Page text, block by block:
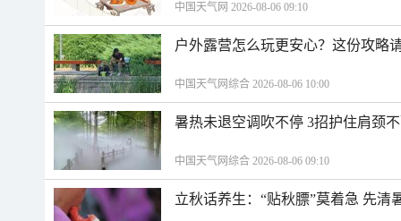
中国天气网 2026-08-06 09:10
户外露营怎么玩更安心？这份攻略
中国天气网综合 2026-08-06 10:00
暑热未退空调吹不停 3招护住肩颈
中国天气网综合 2026-08-06 09:10
立秋话养生：“贴秋膘”莫着急 先清